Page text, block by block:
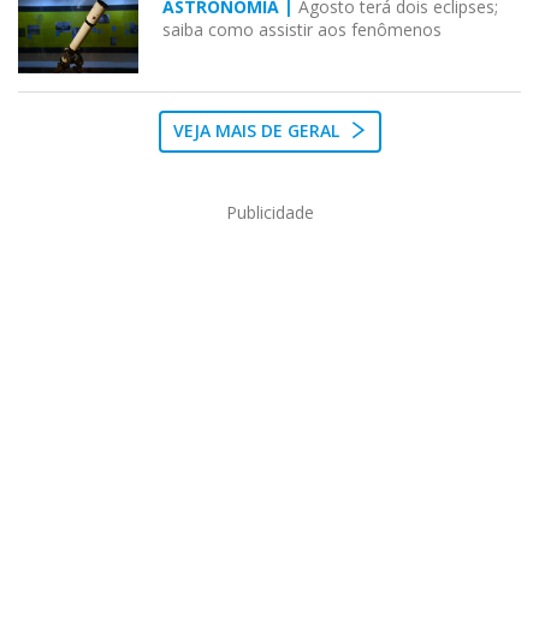
ASTRONOMIA | Agosto terá dois eclipses;
saiba como assistir aos fenômenos
VEJA MAIS DE GERAL
Publicidade